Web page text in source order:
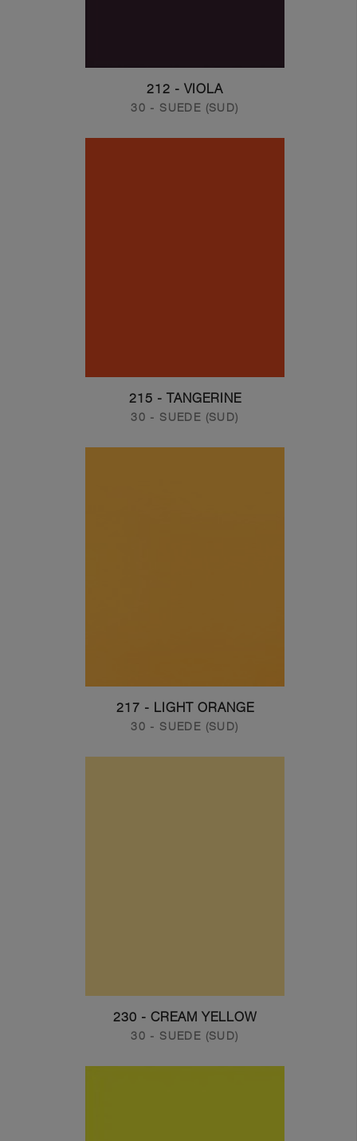
212 - VIOLA
30 - SUEDE (SUD)
215 - TANGERINE
30 - SUEDE (SUD)
217 - LIGHT ORANGE
30 - SUEDE (SUD)
230 - CREAM YELLOW
30 - SUEDE (SUD)